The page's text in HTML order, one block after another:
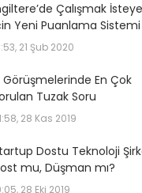
Çalışmak
Yeni Puanlama Sistemi
21 Şub 2020
Görüşmelerinde En Çok
Tuzak Soru
28 Kas 2019
Dostu Teknoloji
mu, Düşman mı?
28 Eki 2019